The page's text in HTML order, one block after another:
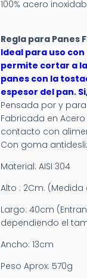
100% acero
Regla para Panes
Ideal para uso
permite cortar a
panes con la
espesor del pan.
Pensada por y
Fabricada en
contacto con
Con goma
Material: AISI 304
Alto : 2Cm.
Largo: 40cm
dependiendo el
Ancho: 13cm
Peso Aprox: 570g​